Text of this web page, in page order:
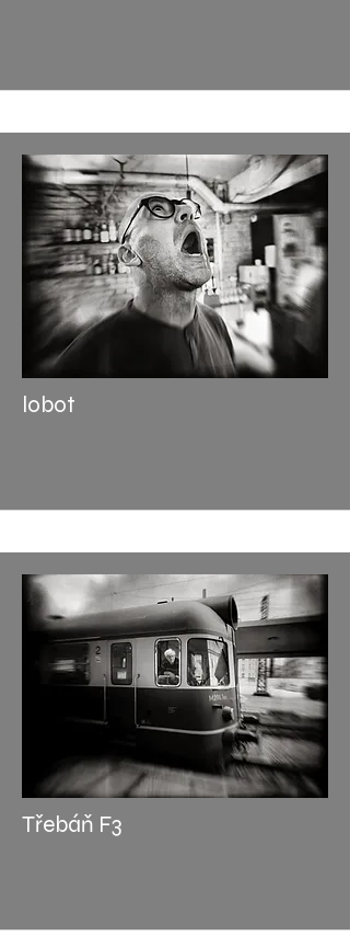
lobot
Třebáň F3